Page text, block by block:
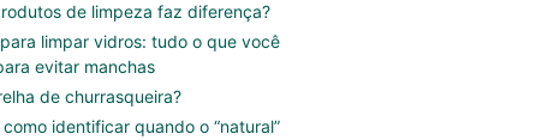
de limpeza faz diferença?
limpar vidros: tudo o que você
evitar manchas
de churrasqueira?
identificar quando o “natural”